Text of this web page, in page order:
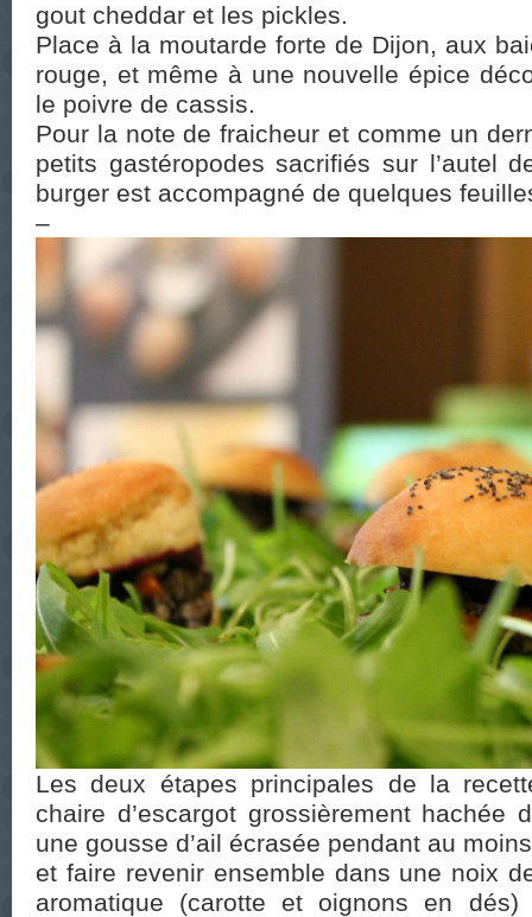
gout cheddar et les pickles.
Place à la moutarde forte de Dijon, aux
rouge, et même à une nouvelle épice
le poivre de cassis.
Pour la note de fraicheur et comme un
petits gastéropodes sacrifiés sur l’autel
burger est accompagné de quelques
–
Les deux étapes principales de la
chaire d’escargot grossièrement hachée
une gousse d’ail écrasée pendant au
et faire revenir ensemble dans une noix
aromatique (carotte et oignons en